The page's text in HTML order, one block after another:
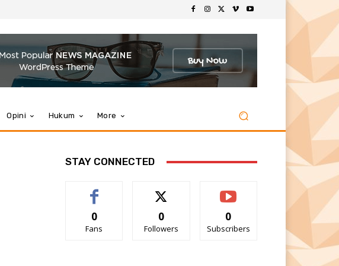
Opini Hukum More
STAY CONNECTED
0
Fans
0
Followers
0
Subscribers